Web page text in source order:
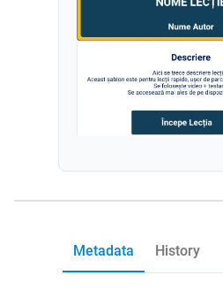
Metadata History